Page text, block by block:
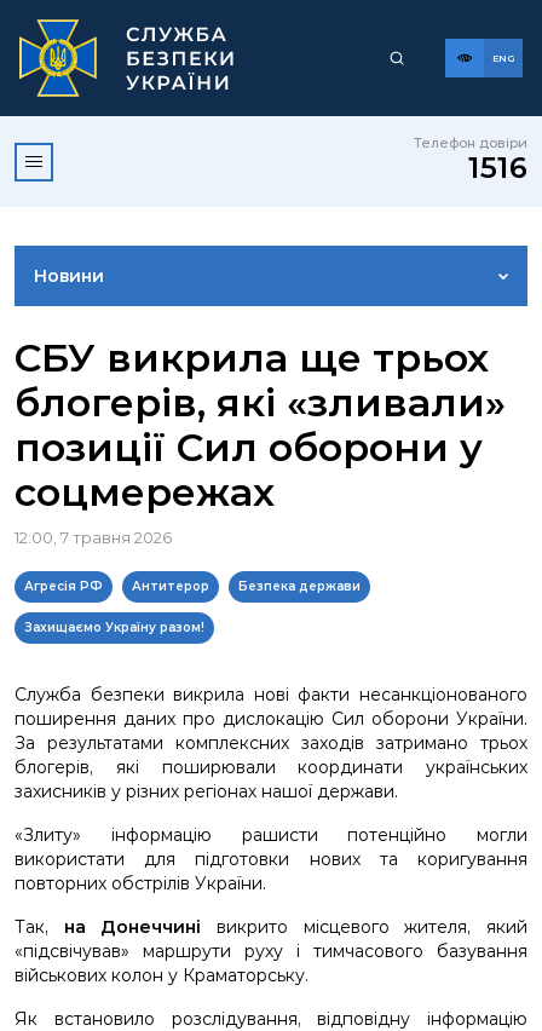
ENG
Телефон довіри
1516
Новини
ВІДЕОГАЛЕРЕЯ
КОНТАКТИ ПРЕСЦЕНТРУ
СБУ викрила ще трьох
блогерів, які «зливали»
позиції Сил оборони у
соцмережах
12:00, 7 травня 2026
Агресія РФ Антитерор Безпека держави
Захищаємо Україну разом!
Служба безпеки викрила нові факти несанкціонованого
поширення даних про дислокацію Сил оборони України.
За результатами комплексних заходів затримано трьох
блогерів, які поширювали координати українських
захисників у різних регіонах нашої держави.
«Злиту» інформацію рашисти потенційно могли
використати для підготовки нових та коригування
повторних обстрілів України.
Так, на Донеччині викрито місцевого жителя, який
«підсвічував» маршрути руху і тимчасового базування
військових колон у Краматорську.
Як встановило розслідування, відповідну інформацію